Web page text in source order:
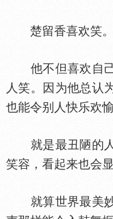
楚留香喜欢笑。
他不但喜欢自己
人笑。因为他总认
也能令别人快乐欢愉
就是最丑陋的人
笑容，看起来也会
就算世界最美妙